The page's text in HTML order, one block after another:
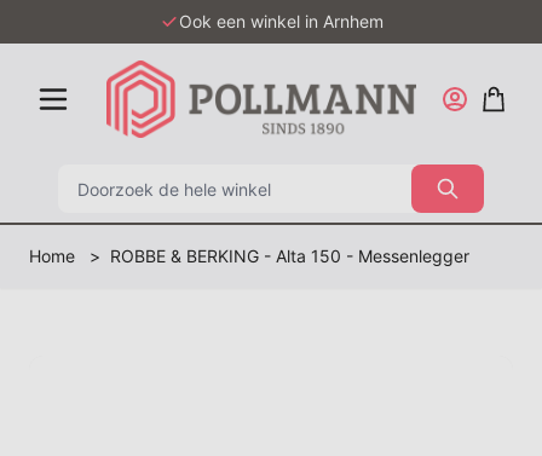
Ook een winkel in Arnhem
Home > ROBBE & BERKING - Alta 150 - Messenlegger